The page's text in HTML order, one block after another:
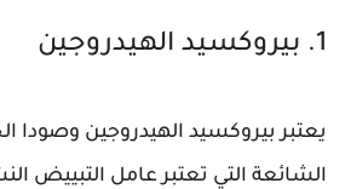
1. بيروكسيد الهيدروجين
يعتبر بيروكسيد الهيدروجين وصودا
الشائعة التي تعتبر عامل التبييض